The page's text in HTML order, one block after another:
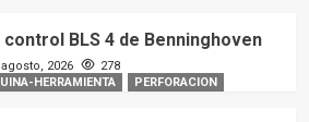
BLS 4 de Benninghoven
2026
278
HERRAMIENTA PERFORACION